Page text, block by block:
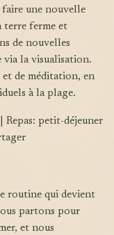
faire une nouvelle
terre ferme et
de nouvelles
via la visualisation.
de méditation, en
à la plage.
partons pour
et nous